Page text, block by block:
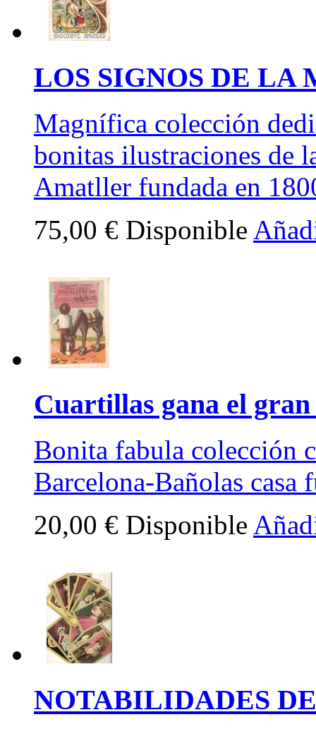
LOS SIGNOS DE LA
Magnífica colección
bonitas ilustraciones de
Amatller fundada en
75,00 € Disponible
Cuartillas gana el
Bonita fabula colección
Barcelona-Bañolas casa
20,00 € Disponible
NOTABILIDADES